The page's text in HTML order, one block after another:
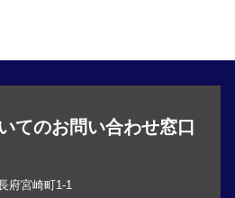
てのお問い合わせ窓口
府宮崎町1-1